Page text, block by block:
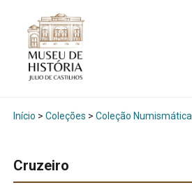
Início > Coleções > Coleção Numismática
Cruzeiro